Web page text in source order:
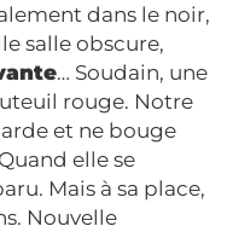
dans le noir,
salle obscure,
… Soudain, une
rouge. Notre
et ne bouge
elle se
Mais à sa place,
Nouvelle